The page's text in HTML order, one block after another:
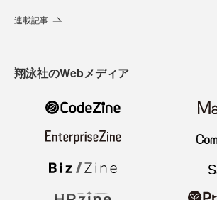
連載記事
翔泳社のWebメディア